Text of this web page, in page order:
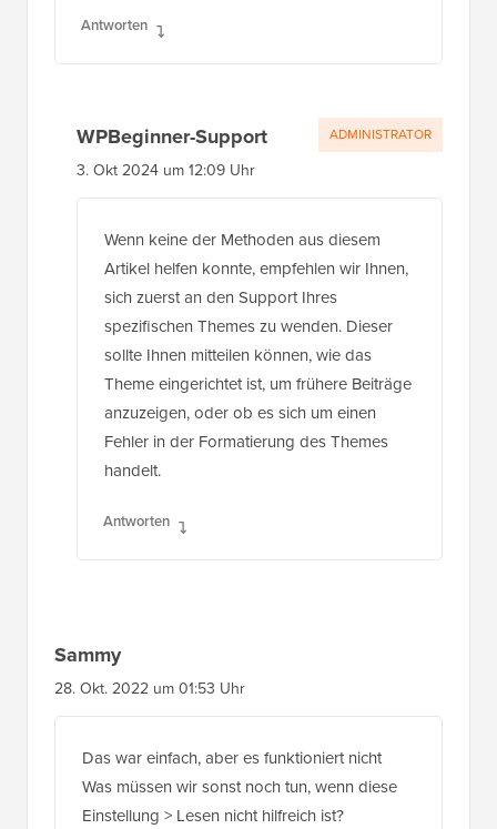
Antworten
WPBeginner-Support
3. Okt 2024 um 12:09 Uhr
Wenn keine der Methoden aus diesem
Artikel helfen konnte, empfehlen wir Ihnen,
sich zuerst an den Support Ihres
spezifischen Themes zu wenden. Dieser
sollte Ihnen mitteilen können, wie das
Theme eingerichtet ist, um frühere Beiträge
anzuzeigen, oder ob es sich um einen
Fehler in der Formatierung des Themes
handelt.
Antworten
ADMINISTRATOR
Sammy
28. Okt. 2022 um 01:53 Uhr
Das war einfach, aber es funktioniert nicht
Was müssen wir sonst noch tun, wenn diese
Einstellung > Lesen nicht hilfreich ist?